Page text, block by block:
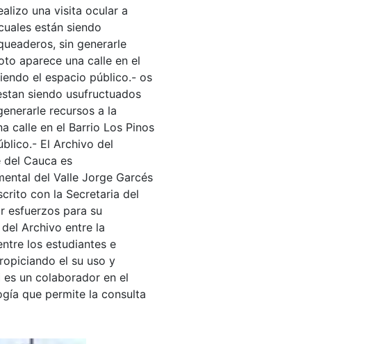
una visita ocular a
están siendo
sin generarle
aparece una calle en el
el espacio público.- os
siendo usufructuados
recursos a la
calle en el Barrio Los Pinos
El Archivo del
Cauca es
del Valle Jorge Garcés
con la Secretaria del
esfuerzos para su
Archivo entre la
los estudiantes e
el su uso y
un colaborador en el
que permite la consulta